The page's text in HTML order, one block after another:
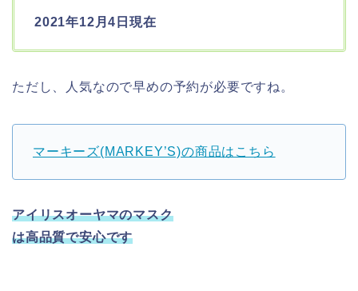
2021年12月4日現在
ただし、人気なので早めの予約が必要ですね。
マーキーズ(MARKEY’S)の商品はこちら
アイリスオーヤマのマスク
は高品質で安心です